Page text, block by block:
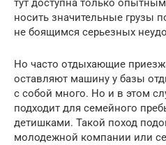
тут доступна только
носить значительные грузы
не боящимся серьезных
Но часто отдыхающие
оставляют машину у базы
с собой много. Но и в этом
подходит для семейного
детишками. Такой поход
молодежной компании или